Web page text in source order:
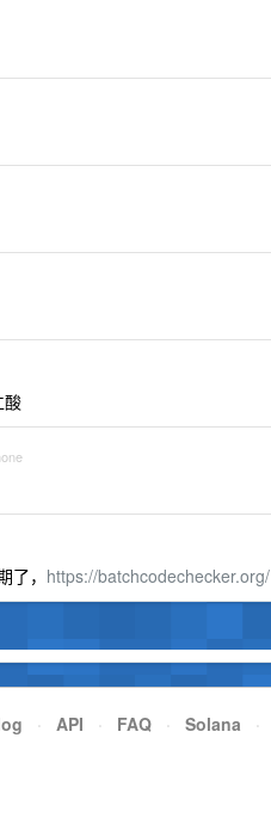
酸
， https://batchcodechecker.org/
· API · FAQ · Solana ·